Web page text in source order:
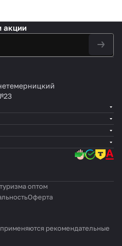
акции
оптом
Оферта
рекомендательные